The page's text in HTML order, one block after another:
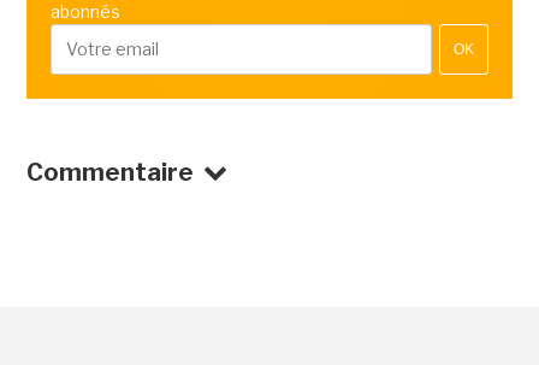
abonnés
OK
Commentaire